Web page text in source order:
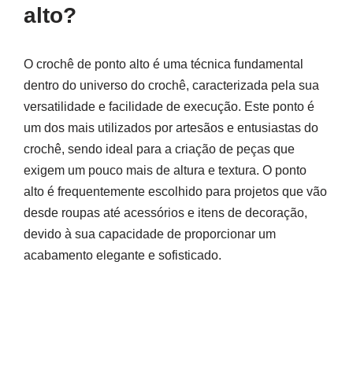
alto?
O crochê de ponto alto é uma técnica fundamental
dentro do universo do crochê, caracterizada pela sua
versatilidade e facilidade de execução. Este ponto é
um dos mais utilizados por artesãos e entusiastas do
crochê, sendo ideal para a criação de peças que
exigem um pouco mais de altura e textura. O ponto
alto é frequentemente escolhido para projetos que vão
desde roupas até acessórios e itens de decoração,
devido à sua capacidade de proporcionar um
acabamento elegante e sofisticado.